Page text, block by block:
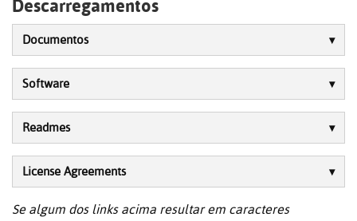
Descarregamentos
Documentos
Software
Readmes
License Agreements
Se algum dos links acima resultar em caracteres